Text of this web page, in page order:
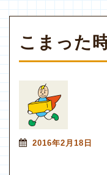
こまった
2016年2月18日